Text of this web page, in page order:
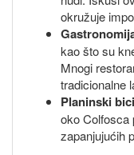
okružuje
kao što su
Mnogi
tradicionalne
Planinski
oko Colfosca
zapanjujućih